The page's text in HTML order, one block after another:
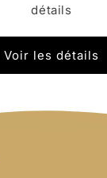
détails
Voir les détails